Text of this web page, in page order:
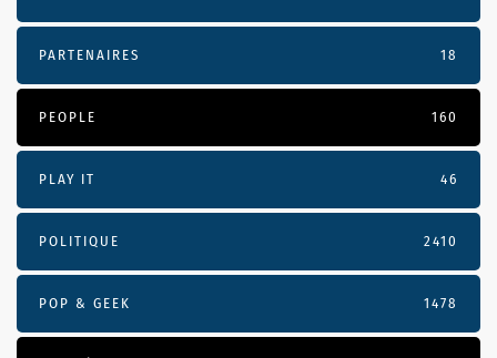
PARTENAIRES 18
PEOPLE 160
PLAY IT 46
POLITIQUE 2410
POP & GEEK 1478